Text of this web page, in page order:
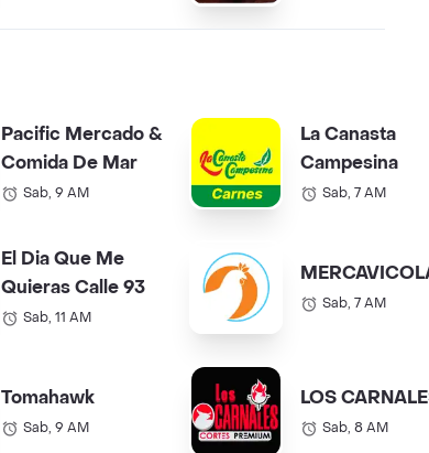
Pacific Mercado &
Comida De Mar
Sab, 9 AM
El Dia Que Me
Quieras Calle 93
Sab, 11 AM
Tomahawk
Sab, 9 AM
La Canasta
Campesina
Sab, 7 AM
Sab, 7 AM
LOS
Sab, 8 AM